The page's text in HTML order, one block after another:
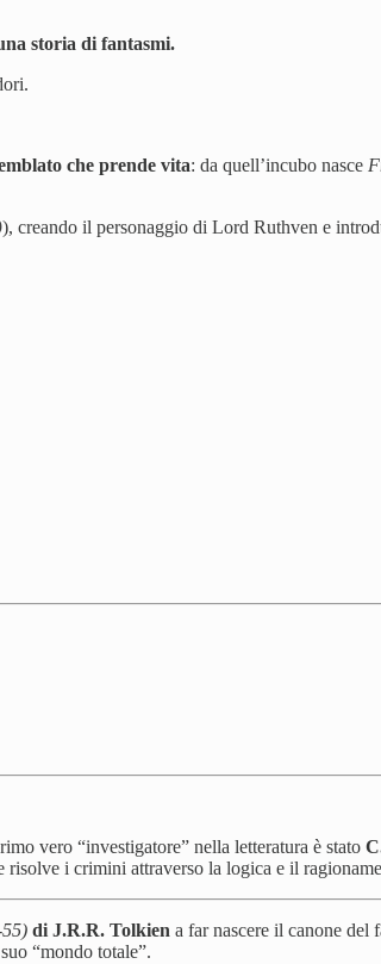
storia di fantasmi.
che prende vita: da quell’incubo nasce
creando il personaggio di Lord Ruthven e
vero “investigatore” nella letteratura è stato
i crimini attraverso la logica e il
di J.R.R. Tolkien a far nascere il canone del
“mondo totale”.